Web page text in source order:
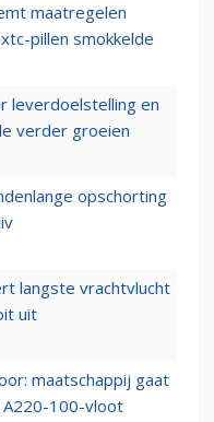
maatregelen
pillen smokkelde
leverdoelstelling en
verder groeien
opschorting
langste vrachtvlucht
uit
maatschappij gaat
A220-100-vloot